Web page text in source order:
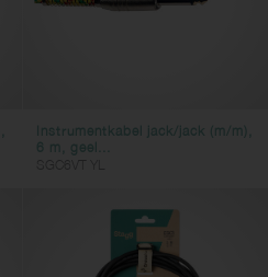
Instrumentkabel jack/jack (m/m),
6 m, geel...